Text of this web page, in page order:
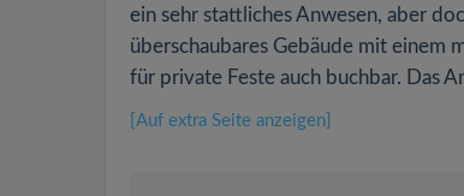
ein sehr stattliches Anwesen, aber
überschaubares Gebäude mit einem
für private Feste auch buchbar. Das
[Auf extra Seite anzeigen]